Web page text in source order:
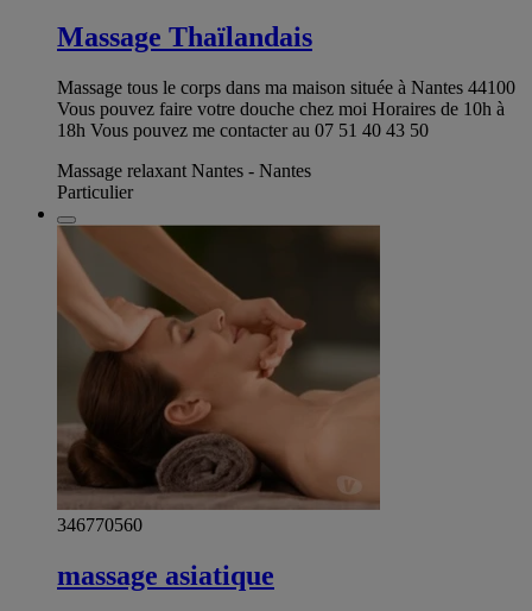
Massage Thaïlandais
Massage tous le corps dans ma maison située à Nantes 44100
Vous pouvez faire votre douche chez moi Horaires de 10h à
18h Vous pouvez me contacter au 07 51 40 43 50
Massage relaxant Nantes - Nantes
Particulier
346770560
massage asiatique